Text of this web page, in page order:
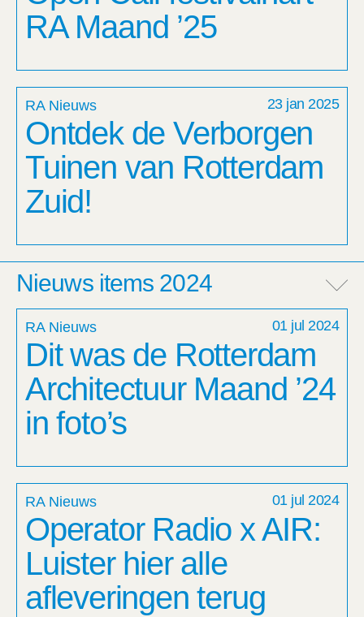
RA Maand ’25
RA Nieuws 23 jan 2025
Ontdek de Verborgen
Tuinen van Rotterdam
Zuid!
Nieuws items 2024
RA Nieuws 01 jul 2024
Dit was de Rotterdam
Architectuur Maand ’24
in foto’s
RA Nieuws 01 jul 2024
Operator Radio x AIR:
Luister hier alle
afleveringen terug